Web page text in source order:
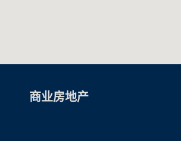
商业房地产